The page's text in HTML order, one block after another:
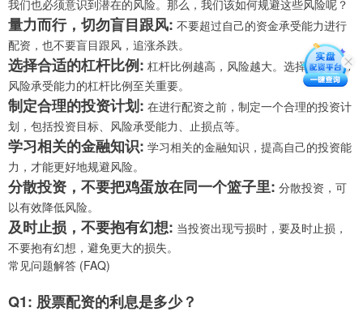
我们也必须意识到潜在的风险。那么，我们该如何规避这些风险呢？
量力而行，切勿盲目跟风: 不要超过自己的资金承受能力进行
配资，也不要盲目跟风，追涨杀跌。
选择合适的杠杆比例: 杠杆比例越高，风险越大。选择适合自己
风险承受能力的杠杆比例至关重要。
制定合理的投资计划: 在进行配资之前，制定一个合理的投资计
划，包括投资目标、风险承受能力、止损点等。
学习相关的金融知识: 学习相关的金融知识，提高自己的投资能
力，才能更好地规避风险。
分散投资，不要把鸡蛋放在同一个篮子里: 分散投资，可
以有效降低风险。
及时止损，不要抱有幻想: 当投资出现亏损时，要及时止损，
不要抱有幻想，避免更大的损失。
常见问题解答 (FAQ)
Q1: 股票配资的利息是多少？